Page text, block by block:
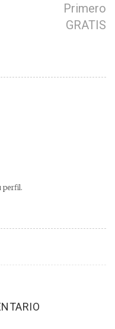
Primero
GRATIS
perfil.